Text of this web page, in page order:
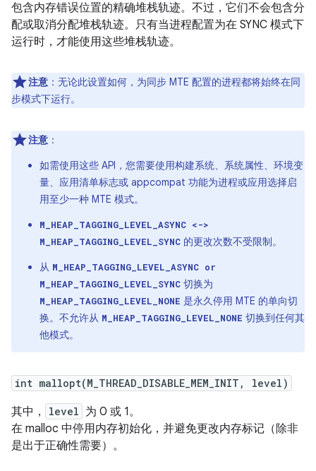
包含内存错误位置的精确堆栈轨迹。不过，它们不会包含分
配或取消分配堆栈轨迹。只有当进程配置为在 SYNC 模式下
运行时，才能使用这些堆栈轨迹。
注意 ：无论此设置如何，为同步 MTE 配置的进程都将始终在同
步模式下运行。
注意 ：
如需使用这些 API，您需要使用构建系统、系统属性、环境变
量、应用清单标志或 appcompat 功能为进程或应用选择启
用至少一种 MTE 模式。
M_HEAP_TAGGING_LEVEL_ASYNC <->
M_HEAP_TAGGING_LEVEL_SYNC 的更改次数不受限制。
从 M_HEAP_TAGGING_LEVEL_ASYNC or
M_HEAP_TAGGING_LEVEL_SYNC 切换为
M_HEAP_TAGGING_LEVEL_NONE 是永久停用 MTE 的单向切
换。不允许从 M_HEAP_TAGGING_LEVEL_NONE 切换到任何其
他模式。
int mallopt(M_THREAD_DISABLE_MEM_INIT, level)
其中， level 为 0 或 1。
在 malloc 中停用内存初始化，并避免更改内存标记（除非
是出于正确性需要）。